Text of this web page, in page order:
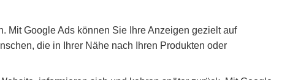
Mit Google Ads können Sie Ihre Anzeigen gezielt auf
die in Ihrer Nähe nach Ihren Produkten oder